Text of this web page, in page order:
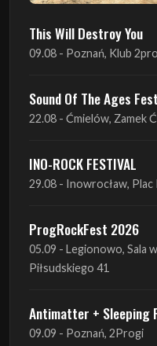
Sound Of The Ages
22.08 - Ćmielów, Zamek
INO-ROCK FESTIVAL
29.08 - Inowrocław,
ProgRockFest 2026
Antimatter + Sleeping
09.09 - Poznań, 2Progi
Amelia Tokarska -
10.09 - Rybnik, Teatr